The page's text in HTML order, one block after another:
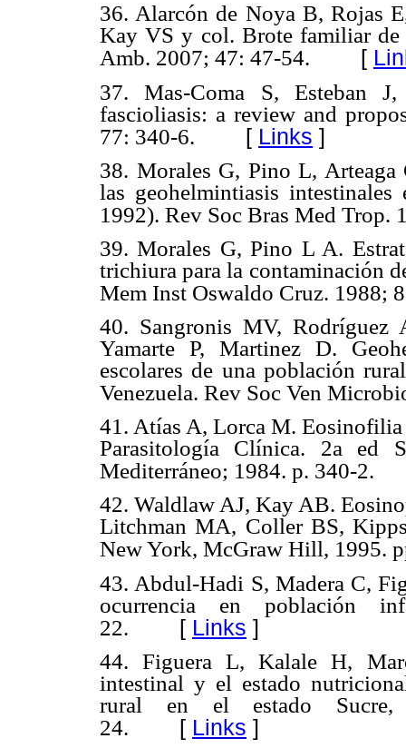
36. Alarcón de Noya B, Rojas
Kay VS y col. Brote familiar de
Amb. 2007; 47: 47-54. [
37. Mas-Coma S, Esteban
fascioliasis: a review and
77: 340-6. [ Links ]
38. Morales G, Pino L,
las geohelmintiasis
1992). Rev Soc Bras Med Trop.
39. Morales G, Pino L A.
trichiura para la contaminación
Mem Inst Oswaldo Cruz. 1988;
40. Sangronis MV, Rodríguez
Yamarte P, Martinez D.
escolares de una población
Venezuela. Rev Soc Ven
41. Atías A, Lorca M.
Parasitología Clínica. 2a ed
Mediterráneo; 1984. p. 340-2.
42. Waldlaw AJ, Kay AB.
Litchman MA, Coller BS,
New York, McGraw Hill, 1995.
43. Abdul-Hadi S, Madera C,
ocurrencia en población
22. [ Links ]
44. Figuera L, Kalale H,
intestinal y el estado
rural en el estado Sucre,
24. [ Links ]